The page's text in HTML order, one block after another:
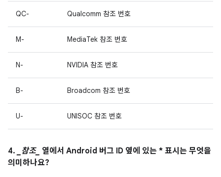
QC- Qualcomm 참조 번호
M- MediaTek 참조 번호
N- NVIDIA 참조 번호
B- Broadcom 참조 번호
U- UNISOC 참조 번호
4. _참조_ 열에서 Android 버그 ID 옆에 있는 * 표시는 무엇을
의미하나요?